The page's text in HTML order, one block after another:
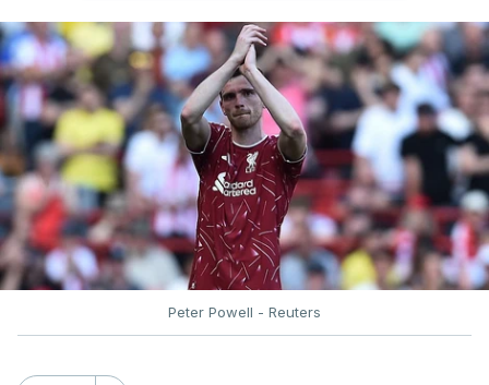
Peter Powell - Reuters